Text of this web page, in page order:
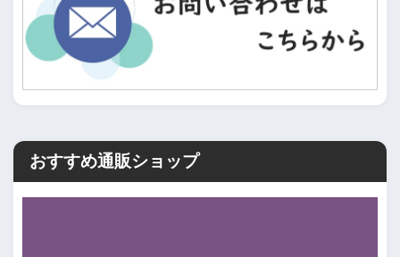
おすすめ通販ショップ